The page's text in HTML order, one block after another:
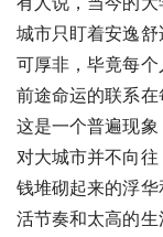
城市只盯着安逸
可厚非，毕竟每
前途命运的联系在
这是一个普遍现
对大城市并不向
钱堆砌起来的浮
活节奏和太高的